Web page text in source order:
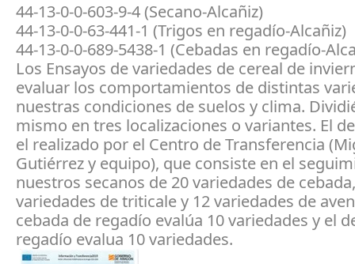
44-13-0-0-603-9-4 (Secano-Alcañiz)
44-13-0-0-63-441-1 (Trigos en regadío-Alcañiz)
44-13-0-0-689-5438-1 (Cebadas en regadío-
Los Ensayos de variedades de cereal de
evaluar los comportamientos de distintas
nuestras condiciones de suelos y clima.
mismo en tres localizaciones o variantes. El
el realizado por el Centro de Transferencia
Gutiérrez y equipo), que consiste en el
nuestros secanos de 20 variedades de
variedades de triticale y 12 variedades de
cebada de regadío evalúa 10 variedades y el
regadío evalua 10 variedades.